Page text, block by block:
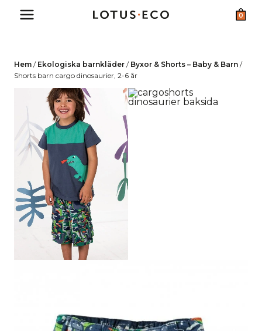
0
Hem / Ekologiska barnkläder / Byxor & Shorts – Baby & Barn /
Shorts barn cargo dinosaurier, 2-6 år